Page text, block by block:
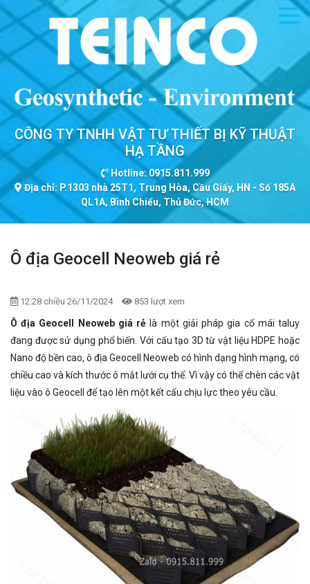
CÔNG TY TNHH VẬT TƯ THIẾT BỊ KỸ THUẬT
HẠ TẦNG
Hotline: 0915.811.999
Địa chỉ: P.1303 nhà 25T1, Trung Hòa, Cầu Giấy, HN - Số 185A
QL1A, Bình Chiểu, Thủ Đức, HCM
Ô địa Geocell Neoweb giá rẻ
12:28 chiều 26/11/2024 853 lượt xem
Ô địa Geocell Neoweb giá rẻ là một giải pháp gia cố mái taluy
đang được sử dụng phổ biến. Với cấu tạo 3D từ vật liệu HDPE hoặc
Nano độ bền cao, ô địa Geocell Neoweb có hình dạng hình mạng, có
chiều cao và kích thước ô mắt lưới cụ thể. Vì vậy có thể chèn các vật
liệu vào ô Geocell để tạo lên một kết cấu chịu lực theo yêu cầu.